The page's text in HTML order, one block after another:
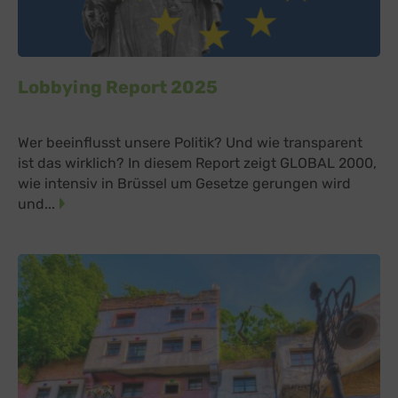
Lobbying Report 2025
Wer beeinflusst unsere Politik? Und wie transparent
ist das wirklich? In diesem Report zeigt GLOBAL 2000,
wie intensiv in Brüssel um Gesetze gerungen wird
und...